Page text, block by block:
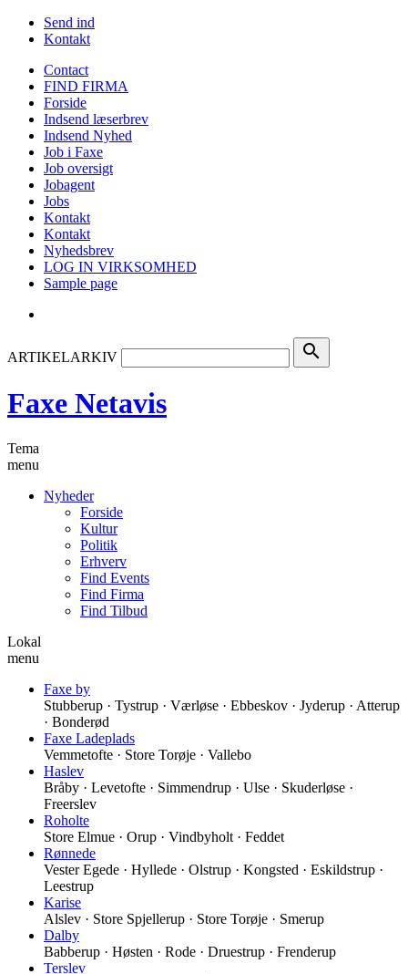
Send ind
Kontakt
Contact
FIND FIRMA
Forside
Indsend læserbrev
Indsend Nyhed
Job i Faxe
Job oversigt
Jobagent
Jobs
Kontakt
Kontakt
Nyhedsbrev
LOG IN VIRKSOMHED
Sample page
ARTIKELARKIV search
Faxe Netavis
Tema
menu
Nyheder
Forside
Kultur
Politik
Erhverv
Find Events
Find Firma
Find Tilbud
Lokal
menu
Faxe by
Stubberup · Tystrup · Værløse · Ebbeskov · Jyderup · Atterup
· Bonderød
Faxe Ladeplads
Vemmetofte · Store Torøje · Vallebo
Haslev
Bråby · Levetofte · Simmendrup · Ulse · Skuderløse ·
Freerslev
Roholte
Store Elmue · Orup · Vindbyholt · Feddet
Rønnede
Vester Egede · Hyllede · Olstrup · Kongsted · Eskildstrup ·
Leestrup
Karise
Alslev · Store Spjellerup · Store Torøje · Smerup
Dalby
Babberup · Høsten · Rode · Druestrup · Frenderup
Terslev